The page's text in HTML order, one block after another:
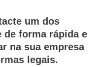
um dos
de forma rápida e
na sua empresa
legais.